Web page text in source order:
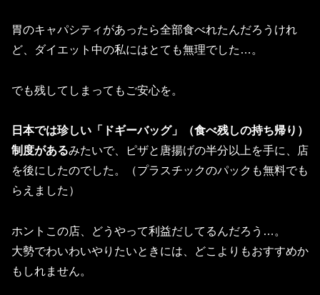
胃のキャパシティがあったら全部食べれたんだろうけれ
ど、ダイエット中の私にはとても無理でした…。
でも残してしまってもご安心を。
日本では珍しい「ドギーバッグ」（食べ残しの持ち帰り）
制度があるみたいで、ピザと唐揚げの半分以上を手に、店
を後にしたのでした。
（プラスチックのパックも無料でも
らえました）
ホントこの店、どうやって利益だしてるんだろう…。
大勢でわいわいやりたいときには、どこよりもおすすめか
もしれません。